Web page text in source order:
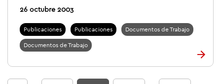
26 octubre 2003
Publicaciones Publicaciones Documentos de Trabajo
Documentos de Trabajo